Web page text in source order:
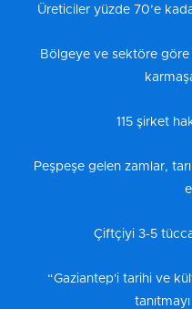
Üreticiler yüzde 70’e
Bölgeye ve sektöre göre
115 şirket
Peşpeşe gelen zamlar,
Çiftçiyi 3-5
“Gaziantep'i tarihi ve